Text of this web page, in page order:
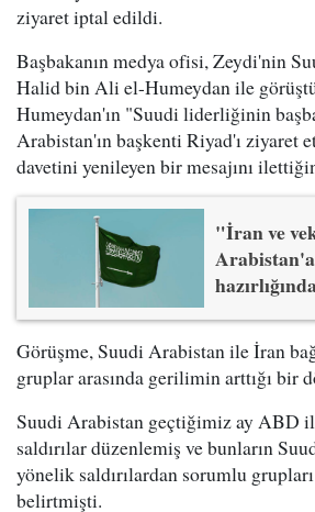
ziyaret iptal edildi.
Başbakanın medya ofisi, Zeydi'nin
Halid bin Ali el-Humeydan ile
Humeydan'ın "Suudi liderliğinin
Arabistan'ın başkenti Riyad'ı ziyaret
davetini yenileyen bir mesajını
"İran ve
Arabistan'a
Görüşme, Suudi Arabistan ile İran
gruplar arasında gerilimin arttığı bir
Suudi Arabistan geçtiğimiz ay ABD
saldırılar düzenlemiş ve bunların
yönelik saldırılardan sorumlu grupları
belirtmişti.